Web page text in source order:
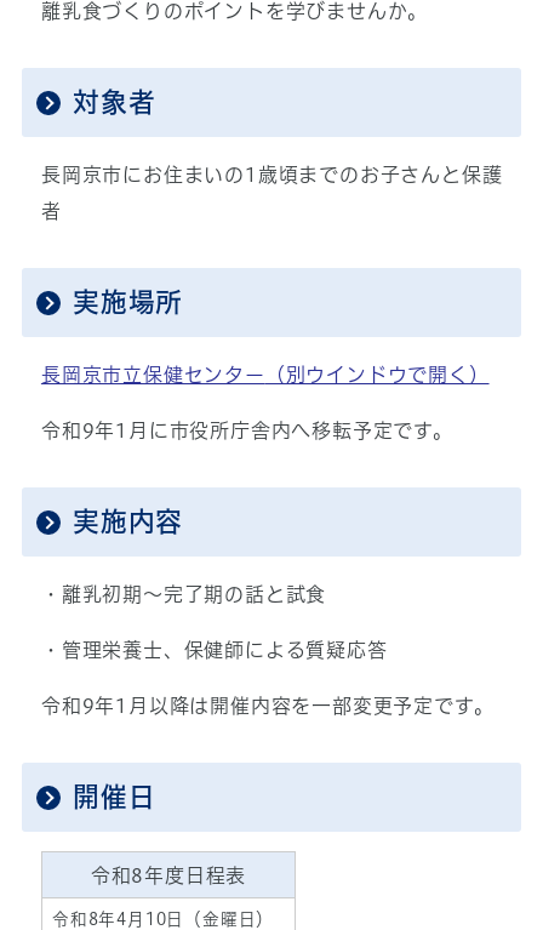
離乳食づくりのポイントを学びませんか。
対象者
長岡京市にお住まいの1歳頃までのお子さんと保護
者
実施場所
長岡京市立保健センター （別ウインドウで開く）
令和9年1月に市役所庁舎内へ移転予定です。
実施内容
・離乳初期～完了期の話と試食
・管理栄養士、保健師による質疑応答
令和9年1月以降は開催内容を一部変更予定です。
開催日
令和8年度日程表
令和8年4月10日（金曜日）